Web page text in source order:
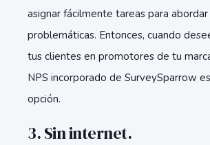
asignar fácilmente tareas para abordar
problemáticas. Entonces, cuando
tus clientes en promotores de tu
NPS incorporado de SurveySparrow
opción.
3. Sin internet.